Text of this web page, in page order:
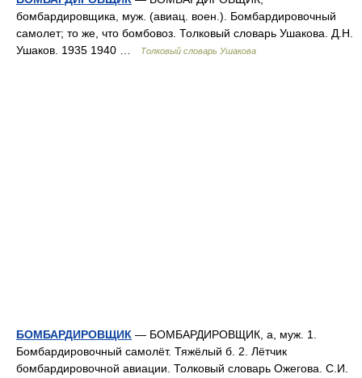
бомбардировщика, муж. (авиац. воен.). Бомбардировочный
самолет; то же, что бомбовоз. Толковый словарь Ушакова. Д.Н.
Ушаков. 1935 1940 …
Толковый словарь Ушакова
БОМБАРДИРОВЩИК — БОМБАРДИРОВЩИК, а, муж. 1.
Бомбардировочный самолёт. Тяжёлый б. 2. Лётчик
бомбардировочной авиации. Толковый словарь Ожегова. С.И.